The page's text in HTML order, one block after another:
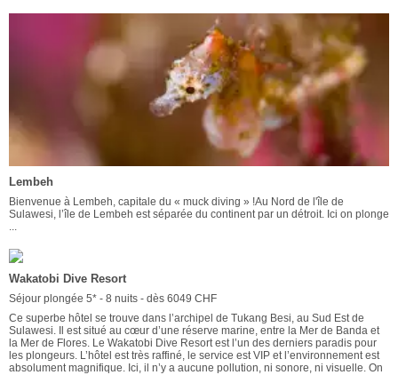
Lembeh
Bienvenue à Lembeh, capitale du « muck diving » !Au Nord de l'île de
Sulawesi, l’île de Lembeh est séparée du continent par un détroit. Ici on plonge
Wakatobi Dive Resort
Séjour plongée 5* - 8 nuits - dès 6049 CHF
Ce superbe hôtel se trouve dans l’archipel de Tukang Besi, au Sud Est de
Sulawesi. Il est situé au cœur d’une réserve marine, entre la Mer de Banda et
la Mer de Flores. Le Wakatobi Dive Resort est l’un des derniers paradis pour
les plongeurs. L’hôtel est très raffiné, le service est VIP et l’environnement est
absolument magnifique. Ici, il n’y a aucune pollution, ni sonore, ni visuelle. On